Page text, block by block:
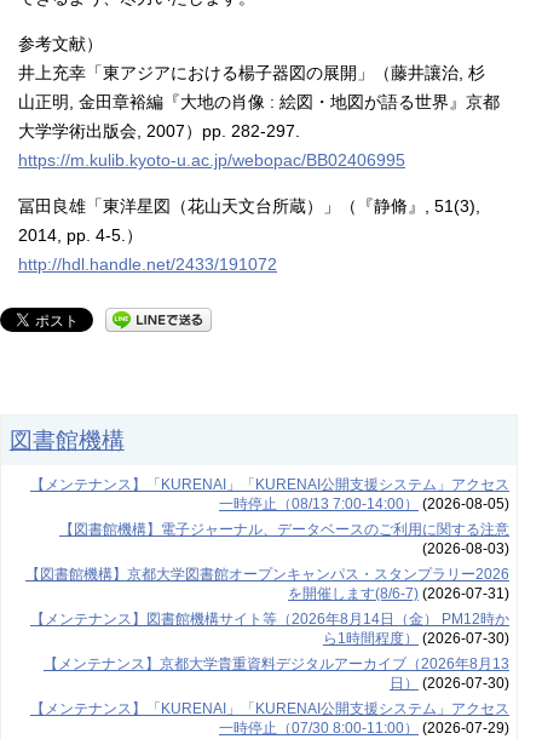
参考文献）
井上充幸「東アジアにおける楊子器図の展開」（藤井讓治, 杉
山正明, 金田章裕編『大地の肖像 : 絵図・地図が語る世界』京都
大学学術出版会, 2007）pp. 282-297.
https://m.kulib.kyoto-u.ac.jp/webopac/BB02406995
冨田良雄「東洋星図（花山天文台所蔵）」（『静脩』, 51(3),
2014, pp. 4-5.）
http://hdl.handle.net/2433/191072
図書館機構
【メンテナンス】「KURENAI」「KURENAI公開支援システム」アクセス
一時停止（08/13 7:00-14:00）
(2026-08-05)
【図書館機構】電子ジャーナル、データベースのご利用に関する注意
(2026-08-03)
【図書館機構】京都大学図書館オープンキャンパス・スタンプラリー2026
を開催します(8/6-7)(2026-07-31)
【メンテナンス】図書館機構サイト等（2026年8月14日（金） PM12時か
ら1時間程度）
(2026-07-30)
【メンテナンス】京都大学貴重資料デジタルアーカイブ（2026年8月13
日）
(2026-07-30)
【メンテナンス】「KURENAI」「KURENAI公開支援システム」アクセス
一時停止（07/30 8:00-11:00）
(2026-07-29)